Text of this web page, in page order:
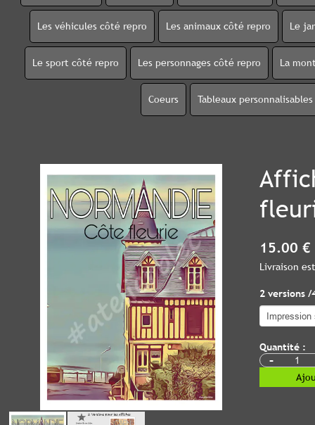
Les véhicules côté repro Les animaux côté repro Le
Le sport côté repro Les personnages côté repro La
Coeurs Tableaux personnalisables
15.00 €
Livraison
2 versions
Quantité :
-